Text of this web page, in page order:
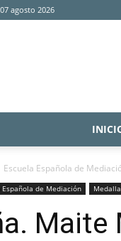
agosto 2026
Escuela Española de
Española de Mediación
Maite